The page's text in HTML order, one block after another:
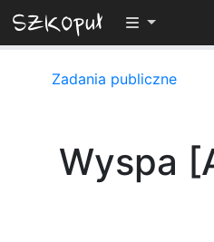
Przełącz
Zadania publiczne
Wyspa